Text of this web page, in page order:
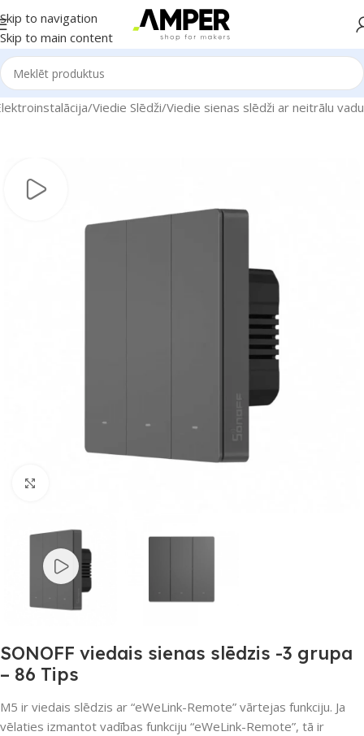
Skip to navigation
Skip to main content
/Viedie Slēdži/Viedie sienas slēdži ar neitrālu vadu
SONOFF viedais sienas slēdzis -3 grupa
– 86 Tips
M5 ir viedais slēdzis ar “eWeLink-Remote” vārtejas funkciju. Ja
vēlaties izmantot vadības funkciju “eWeLink-Remote”, tā ir